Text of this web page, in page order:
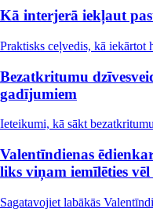
Kā interjerā iekļaut
Praktisks ceļvedis, kā iekārtot
Bezatkritumu
gadījumiem
Ieteikumi, kā sākt
Valentīndienas
liks viņam iemīlēties
Sagatavojiet labākās